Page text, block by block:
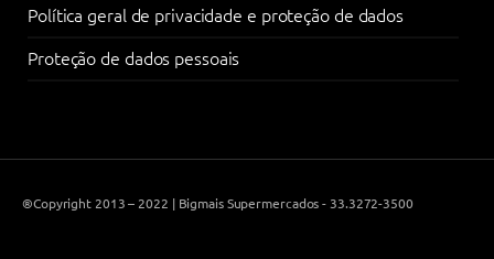
Política geral de privacidade e proteção de dados
Proteção de dados pessoais
®Copyright 2013 – 2022 | Bigmais Supermercados - 33.3272-3500